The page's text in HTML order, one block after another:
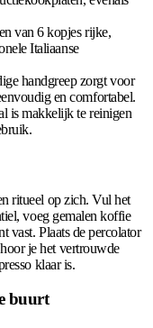
van 6 kopjes rijke,
Italiaanse
handgreep zorgt voor
en comfortabel.
is makkelijk te reinigen
ritueel op zich. Vul het
voeg gemalen koffie
vast. Plaats de percolator
je het vertrouwde
klaar is.
buurt